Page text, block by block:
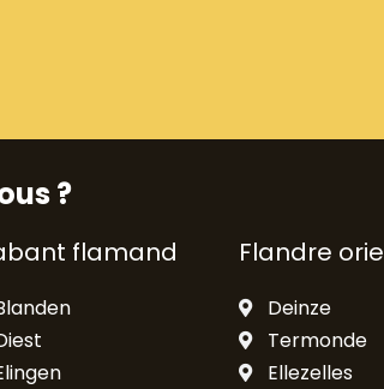
?
flamand Flandre
Deinze
Termonde
Ellezelles